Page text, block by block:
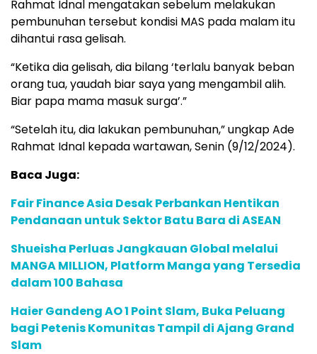
Rahmat Idnal mengatakan sebelum melakukan
pembunuhan tersebut kondisi MAS pada malam itu
dihantui rasa gelisah.
“Ketika dia gelisah, dia bilang ‘terlalu banyak beban
orang tua, yaudah biar saya yang mengambil alih.
Biar papa mama masuk surga’.”
“Setelah itu, dia lakukan pembunuhan,” ungkap Ade
Rahmat Idnal kepada wartawan, Senin (9/12/2024).
Baca Juga:
Fair Finance Asia Desak Perbankan Hentikan
Pendanaan untuk Sektor Batu Bara di ASEAN
Shueisha Perluas Jangkauan Global melalui
MANGA MILLION, Platform Manga yang Tersedia
dalam 100 Bahasa
Haier Gandeng AO 1 Point Slam, Buka Peluang
bagi Petenis Komunitas Tampil di Ajang Grand
Slam